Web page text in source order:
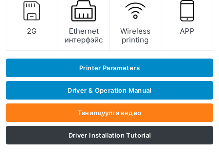
2G
Ethernet
интерфэйс
Wireless
printing
APP
Printer Parameters
Driver & Operation Manual
Танилцуулга видео
Driver Installation Tutorial